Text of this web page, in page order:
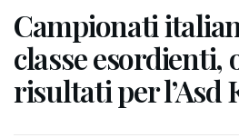
Campionati
classe esordienti,
risultati per l’Asd